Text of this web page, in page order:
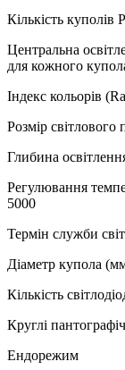
Кількість куполів
Центральна
для кожного
Індекс кольорів
Розмір
Глибина
Регулювання
5000
Термін служби
Діаметр купола
Кількість
Круглі
Ендорежим